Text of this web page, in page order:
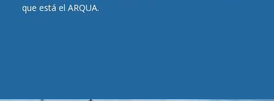
que está el ARQUA.